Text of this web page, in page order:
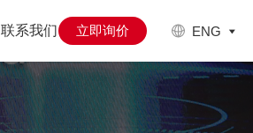
联系我们 立即询价 ENG